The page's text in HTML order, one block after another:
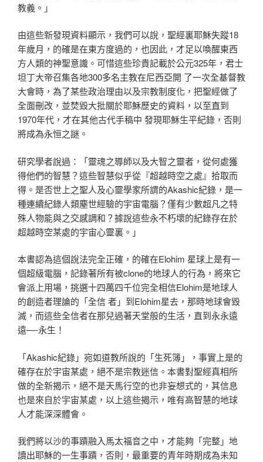
教義。」
由這些新發現資料顯示，我們可以說，聖經裏耶穌失蹤18
年歲月，的確是在東方度過的，也因此，才足以喚醒東西
方人類的神聖意識。可惜這些珍貴記載於公元325年，君士
坦丁大帝召集各地300多名主教在尼西亞開 了一次全基督教
大會時，為了某些政治理由以及宗教制度化，把聖經做了
全面刪改，並焚毀大批關於耶穌歷史的資料，以至直到
1970年代，才在其他古代手稿中 發現耶穌生平紀錄，否則
將成為永恒之謎。
研究學者說過：「靈魂之導師以及大智之靈者，從何處獲
得他們的智慧？這些智慧似乎從『超越時空之處』拾取而
得。是否世上之聖人及心靈學家所謂的Akashic紀錄，是一
種連續紀錄人類塵世經驗的宇宙電腦？僅有少數超凡之特
殊人物能與之交感調和？據說這些永不朽壞的紀錄存在於
超越時空某處的宇宙心靈裏。」
本書認為這個說法完全正確，的確在Elohim 星球上是有一
個超級電腦，記錄著所有被clone的地球人的行為，將來它
會派上用場，挑選十四萬四千位完全相信Elohim是地球人
的創造者理論的「全信 者」到Elohim星去，那時地球會毀
滅，而這些全信者在那兒過著天堂般的生活，直到永永遠
遠—-永生！
「Akashic紀錄」宛如道教所說的「生死簿」，事實上是的
確存在於宇宙某處，絕不是宗教迷信。本書對聖經真相所
做的全新揭示，絕不是天馬行空的也非妄想式的，其信息
也是來自於宇宙某處，以上這些揭示，唯有高智慧的地球
人才能深深體會。
我們將以沙的事蹟融入馬太福音之中，才能夠「完整」地
讀出耶穌的一生事蹟，否則，最重要的青年時期成為未知